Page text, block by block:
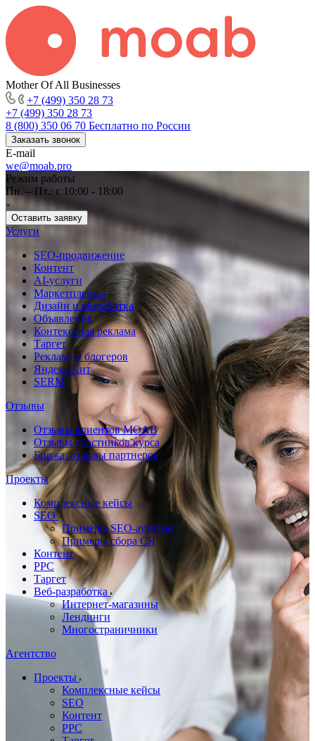
Mother Of All Businesses
+7 (499) 350 28 73
+7 (499) 350 28 73
8 (800) 350 06 70 Бесплатно по России
Заказать звонок
E-mail
we@moab.pro
Режим работы
Пн. – Пт.: с 10:00 - 18:00
Оставить заявку
Услуги
SEO-продвижение
Контент
AI-услуги
Маркетплейсы
Дизайн и разработка
Объявления
Контекстная реклама
Таргет
Реклама у блогеров
Яндекс.Кит
SERM
Отзывы
Отзывы клиентов MOAB
Отзывы участников курса
Биржа: отзывы партнеров
Проекты
Комплексные кейсы
SEO
Примеры SEO-аудитов
Примеры сбора СЯ
Контент
PPC
Таргет
Веб-разработка
Интернет-магазины
Лендинги
Многостраничники
Агентство
Проекты
Комплексные кейсы
SEO
Контент
PPC